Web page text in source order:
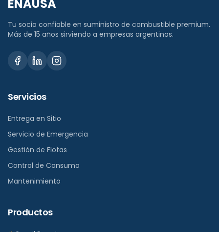
ENAUSA
Tu socio confiable en suministro de combustible premium.
Más de 15 años sirviendo a empresas argentinas.
Servicios
Entrega en Sitio
Servicio de Emergencia
Gestión de Flotas
Control de Consumo
Mantenimiento
Productos